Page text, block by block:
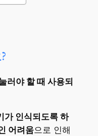
러야 할 때 사용되
가 인식되도록 하
어려움으로 인해